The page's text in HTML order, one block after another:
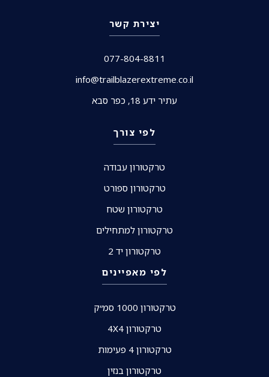
יצירת קשר
077-804-8811
info@trailblazerextreme.co.il
עתיר ידע 18, כפר סבא
לפי צורך
טרקטורון עבודה
טרקטורון ספורט
טרקטורון שטח
טרקטורון למתחילים
טרקטורון יד 2
לפי מאפיינים
טרקטורון 1000 סמ״ק
טרקטורון 4X4
טרקטורון 4 פעימות
טרקטורון בנזין